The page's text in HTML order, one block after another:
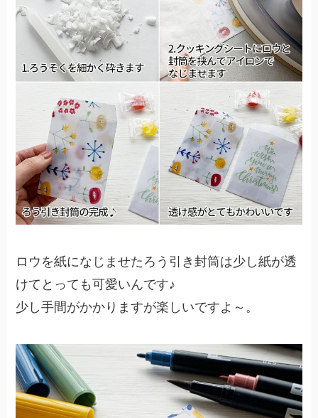
ロウを紙になじませたろう引き封筒は少し紙が透
けてとっても可愛いんです♪
少し手間がかかりますが楽しいですよ～。